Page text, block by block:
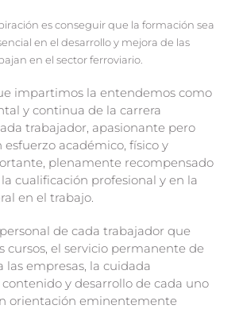
es conseguir que la formación sea
en el desarrollo y mejora de las
en el sector ferroviario.
impartimos la entendemos como
y continua de la carrera
trabajador, apasionante pero
académico, físico y
plenamente recompensado
cualificación profesional y en la
en el trabajo.
de cada trabajador que
cursos, el servicio permanente de
las empresas, la cuidada
y desarrollo de cada uno
orientación eminentemente